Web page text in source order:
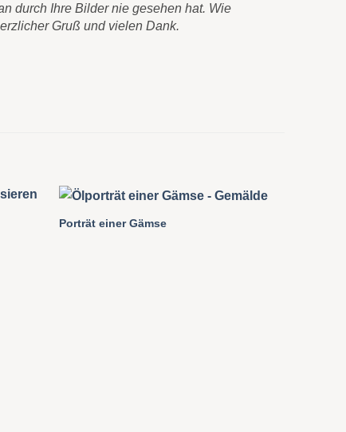
durch Ihre Bilder nie gesehen hat. Wie
Gruß und vielen Dank.
Porträt einer Gämse